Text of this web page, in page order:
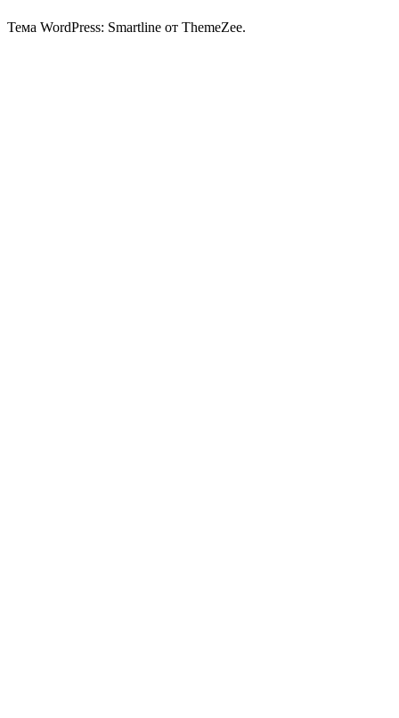
Тема WordPress: Smartline от ThemeZee.